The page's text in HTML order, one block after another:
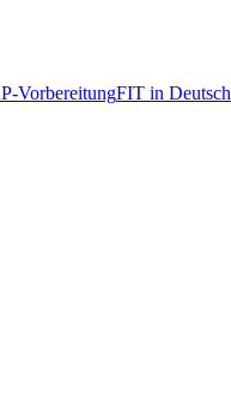
VorbereitungFIT in Deutsch